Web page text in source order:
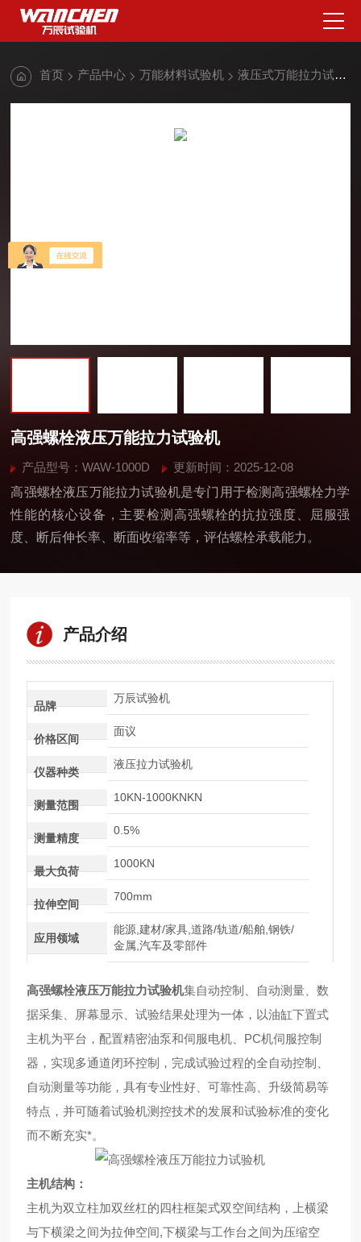
首页 产品中心 万能材料试验机 液压式万能拉力试验机
高强螺栓液压万能拉力试验机
产品型号：WAW-1000D
更新时间：2025-12-08
高强螺栓液压万能拉力试验机是专门用于检测高强螺栓力学
性能的核心设备，主要检测高强螺栓的抗拉强度、屈服强
度、断后伸长率、断面收缩率等，评估螺栓承载能力。
产品介绍
品牌
万辰试验机
价格区间
面议
仪器种类
液压拉力试验机
测量范围
10KN-1000KNKN
测量精度
0.5%
最大负荷
1000KN
拉伸空间
700mm
应用领域
能源,建材/家具,道路/轨道/船舶,钢铁/
金属,汽车及零部件
高强螺栓液压万能拉力试验机集自动控制、自动测量、数
据采集、屏幕显示、试验结果处理为一体，以油缸下置式
主机为平台，配置精密油泵和伺服电机、PC机伺服控制
器，实现多通道闭环控制，完成试验过程的全自动控制、
自动测量等功能，具有专业性好、可靠性高、升级简易等
特点，并可随着试验机测控技术的发展和试验标准的变化
而不断充实*。
主机结构：
主机为双立柱加双丝杠的四柱框架式双空间结构，上横梁
与下横梁之间为拉伸空间,下横梁与工作台之间为压缩空